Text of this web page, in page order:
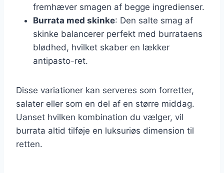
fremhæver smagen af begge ingredienser.
Burrata med skinke: Den salte smag af
skinke balancerer perfekt med burrataens
blødhed, hvilket skaber en lækker
antipasto-ret.
Disse variationer kan serveres som forretter,
salater eller som en del af en større middag.
Uanset hvilken kombination du vælger, vil
burrata altid tilføje en luksuriøs dimension til
retten.